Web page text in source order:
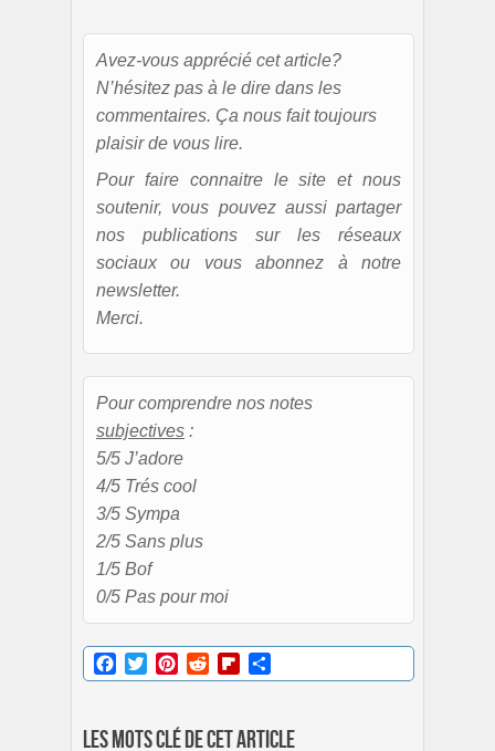
Avez-vous apprécié cet article?
N’hésitez pas à le dire dans les
commentaires. Ça nous fait toujours
plaisir de vous lire.
Pour faire connaitre le site et nous
soutenir, vous pouvez aussi partager
nos publications sur les réseaux
sociaux ou vous abonnez à notre
newsletter.
Merci.
Pour comprendre nos notes
subjectives :
5/5 J’adore
4/5 Trés cool
3/5 Sympa
2/5 Sans plus
1/5 Bof
0/5 Pas pour moi
Facebook
TwitterPinterestRedditFlipboard
Les mots clé de cet article